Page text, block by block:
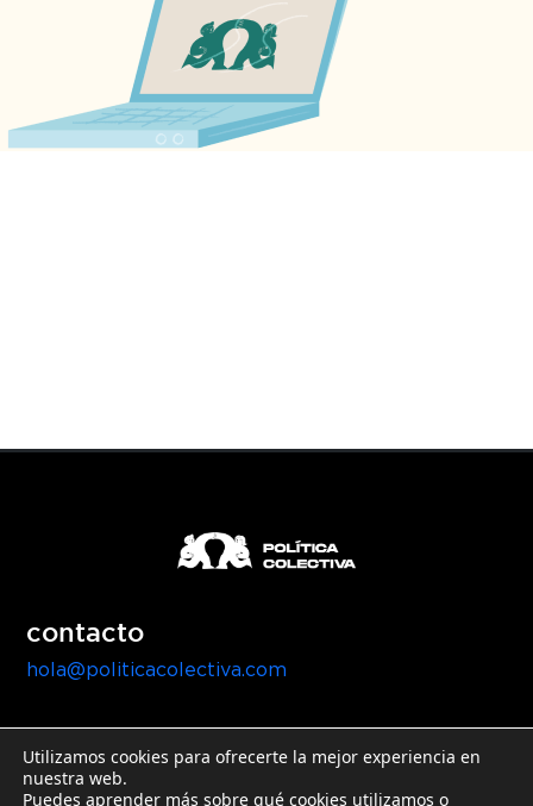
contacto
hola@politicacolectiva.com
Utilizamos cookies para ofrecerte la mejor experiencia en
nuestra web.
Puedes aprender más sobre qué cookies utilizamos o